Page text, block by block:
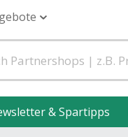
& Spartipps